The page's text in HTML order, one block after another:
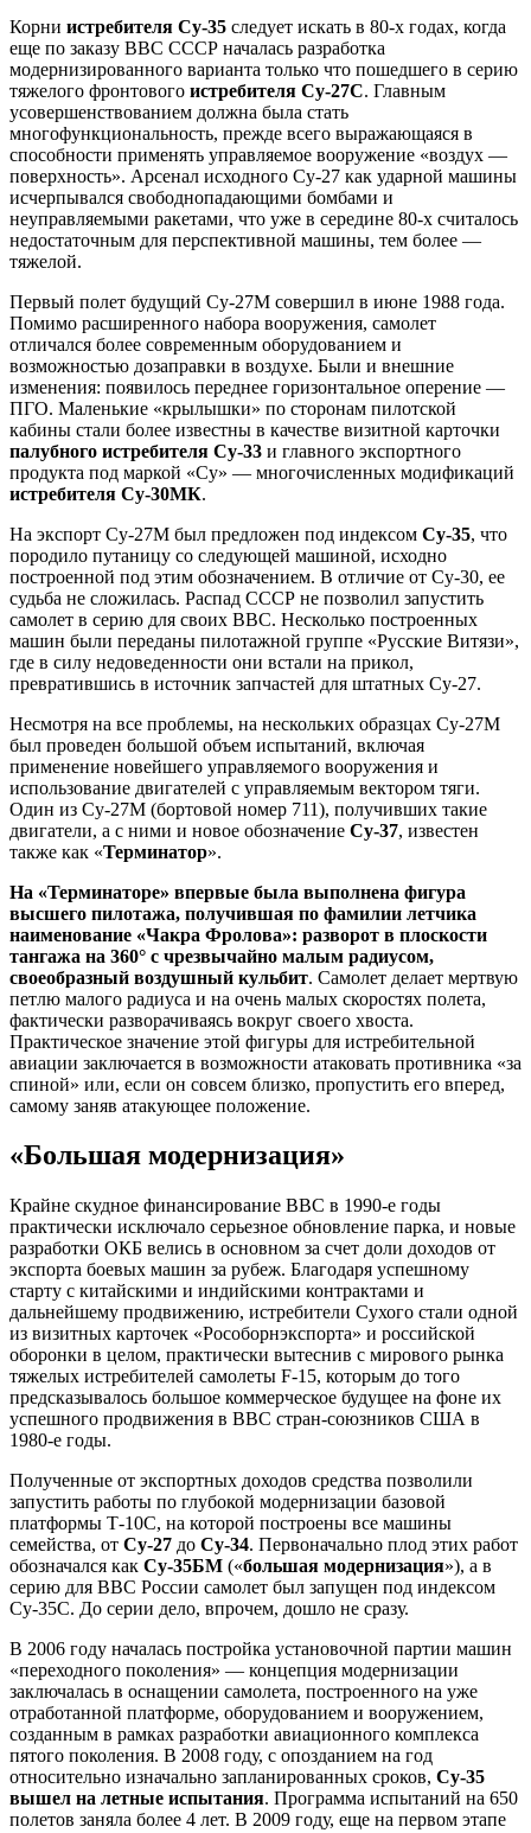
Корни истребителя Су-35 следует искать в 80-х годах, когда
еще по заказу ВВС СССР началась разработка
модернизированного варианта только что пошедшего в серию
тяжелого фронтового истребителя Су-27С. Главным
усовершенствованием должна была стать
многофункциональность, прежде всего выражающаяся в
способности применять управляемое вооружение «воздух —
поверхность». Арсенал исходного Су-27 как ударной машины
исчерпывался свободнопадающими бомбами и
неуправляемыми ракетами, что уже в середине 80-х считалось
недостаточным для перспективной машины, тем более —
тяжелой.
Первый полет будущий Су-27М совершил в июне 1988 года.
Помимо расширенного набора вооружения, самолет
отличался более современным оборудованием и
возможностью дозаправки в воздухе. Были и внешние
изменения: появилось переднее горизонтальное оперение —
ПГО. Маленькие «крылышки» по сторонам пилотской
кабины стали более известны в качестве визитной карточки
палубного истребителя Су-33 и главного экспортного
продукта под маркой «Су» — многочисленных модификаций
истребителя Су-30МК.
На экспорт Су-27М был предложен под индексом Су-35, что
породило путаницу со следующей машиной, исходно
построенной под этим обозначением. В отличие от Су-30, ее
судьба не сложилась. Распад СССР не позволил запустить
самолет в серию для своих ВВС. Несколько построенных
машин были переданы пилотажной группе «Русские Витязи»,
где в силу недоведенности они встали на прикол,
превратившись в источник запчастей для штатных Су-27.
Несмотря на все проблемы, на нескольких образцах Су-27М
был проведен большой объем испытаний, включая
применение новейшего управляемого вооружения и
использование двигателей с управляемым вектором тяги.
Один из Су-27М (бортовой номер 711), получивших такие
двигатели, а с ними и новое обозначение Су-37, известен
также как «Терминатор».
На «Терминаторе» впервые была выполнена фигура
высшего пилотажа, получившая по фамилии летчика
наименование «Чакра Фролова»: разворот в плоскости
тангажа на 360° с чрезвычайно малым радиусом,
своеобразный воздушный кульбит. Самолет делает мертвую
петлю малого радиуса и на очень малых скоростях полета,
фактически разворачиваясь вокруг своего хвоста.
Практическое значение этой фигуры для истребительной
авиации заключается в возможности атаковать противника «за
спиной» или, если он совсем близко, пропустить его вперед,
самому заняв атакующее положение.
«Большая модернизация»
Крайне скудное финансирование ВВС в 1990-е годы
практически исключало серьезное обновление парка, и новые
разработки ОКБ велись в основном за счет доли доходов от
экспорта боевых машин за рубеж. Благодаря успешному
старту с китайскими и индийскими контрактами и
дальнейшему продвижению, истребители Сухого стали одной
из визитных карточек «Рособорнэкспорта» и российской
оборонки в целом, практически вытеснив с мирового рынка
тяжелых истребителей самолеты F-15, которым до того
предсказывалось большое коммерческое будущее на фоне их
успешного продвижения в ВВС стран-союзников США в
1980-е годы.
Полученные от экспортных доходов средства позволили
запустить работы по глубокой модернизации базовой
платформы Т-10С, на которой построены все машины
семейства, от Су-27 до Су-34. Первоначально плод этих работ
обозначался как Су-35БМ («большая модернизация»), а в
серию для ВВС России самолет был запущен под индексом
Су-35С. До серии дело, впрочем, дошло не сразу.
В 2006 году началась постройка установочной партии машин
«переходного поколения» — концепция модернизации
заключалась в оснащении самолета, построенного на уже
отработанной платформе, оборудованием и вооружением,
созданным в рамках разработки авиационного комплекса
пятого поколения. В 2008 году, с опозданием на год
относительно изначально запланированных сроков, Су-35
вышел на летные испытания. Программа испытаний на 650
полетов заняла более 4 лет. В 2009 году, еще на первом этапе